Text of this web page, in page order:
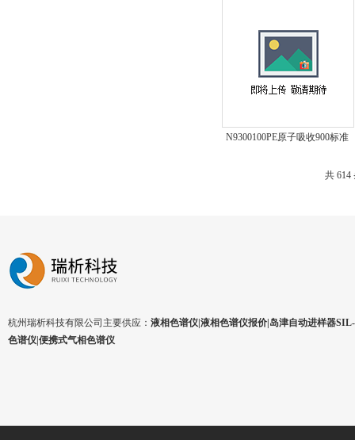
N9300100PE原子吸收900标准
共
杭州瑞析科技有限公司主要供应： 液相色谱仪|液相色谱仪报价|岛津自动进样器
色谱仪|便携式气相色谱仪